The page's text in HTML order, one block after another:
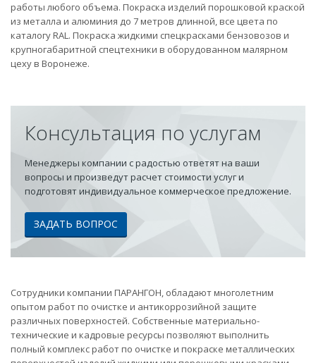
работы любого объема. Покраска изделий порошковой краской
из металла и алюминия до 7 метров длинной, все цвета по
каталогу RAL. Покраска жидкими спецкрасками бензовозов и
крупногабаритной спецтехники в оборудованном малярном
цеху в Воронеже.
Консультация по услугам
Менеджеры компании с радостью ответят на ваши
вопросы и произведут расчет стоимости услуг и
подготовят индивидуальное коммерческое предложение.
ЗАДАТЬ ВОПРОС
Сотрудники компании ПАРАНГОН, обладают многолетним
опытом работ по очистке и антикоррозийной защите
различных поверхностей. Собственные материально-
технические и кадровые ресурсы позволяют выполнить
полный комплекс работ по очистке и покраске металлических